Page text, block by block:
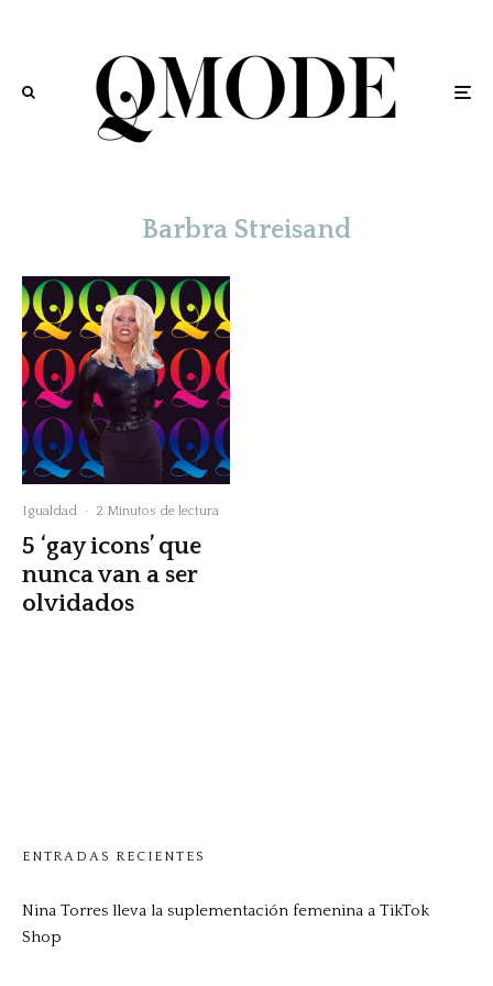
Barbra Streisand
Igualdad · 2 Minutos de lectura
5 ‘gay icons’ que
nunca van a ser
olvidados
ENTRADAS RECIENTES
Nina Torres lleva la suplementación femenina a TikTok
Shop